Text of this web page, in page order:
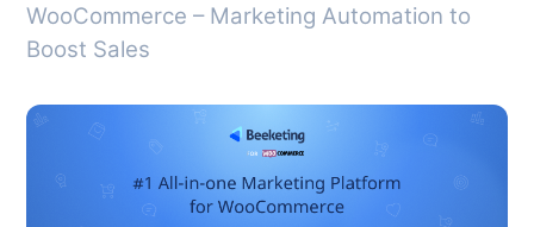
WooCommerce – Marketing Automation to
Boost Sales